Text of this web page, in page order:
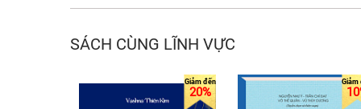
SÁCH CÙNG LĨNH VỰC
20%